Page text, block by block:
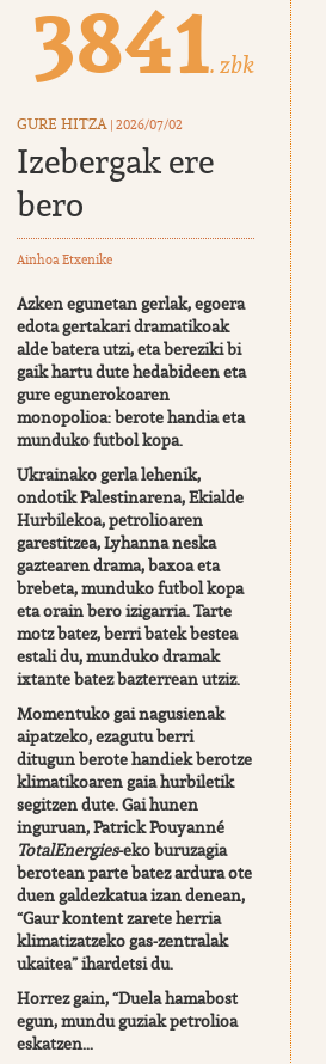
3841. zbk
GURE HITZA | 2026/07/02
Izebergak ere
bero
Ainhoa Etxenike
Azken egunetan gerlak, egoera
edota gertakari dramatikoak
alde batera utzi, eta bereziki bi
gaik hartu dute hedabideen eta
gure egunerokoaren
monopolioa: berote handia eta
munduko futbol kopa.
Ukrainako gerla lehenik,
ondotik Palestinarena, Ekialde
Hurbilekoa, petrolioaren
garestitzea, Lyhanna neska
gaztearen drama, baxoa eta
brebeta, munduko futbol kopa
eta orain bero izigarria. Tarte
motz batez, berri batek bestea
estali du, munduko dramak
ixtante batez bazterrean utziz.
Momentuko gai nagusienak
aipatzeko, ezagutu berri
ditugun berote handiek berotze
klimatikoaren gaia hurbiletik
segitzen dute. Gai hunen
inguruan, Patrick Pouyanné
TotalEnergies-eko buruzagia
berotean parte batez ardura ote
duen galdezkatua izan denean,
“Gaur kontent zarete herria
klimatizatzeko gas-zentralak
ukaitea” ihardetsi du.
Horrez gain, “Duela hamabost
egun, mundu guziak petrolioa
eskatzen...